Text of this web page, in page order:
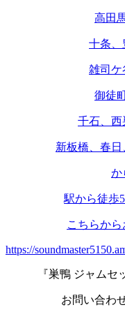
高田
十条、
雑司ケ
御徒
千石、西
新板橋、春
か
駅から徒歩
こちらから
https://
『巣鴨 ジャムセ
お問い合わ